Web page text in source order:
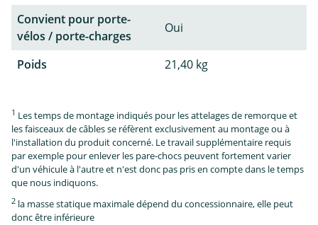
Convient pour porte-
vélos / porte-charges
Oui
Poids 21,40 kg
1 Les temps de montage indiqués pour les attelages de remorque et
les faisceaux de câbles se réfèrent exclusivement au montage ou à
l'installation du produit concerné. Le travail supplémentaire requis
par exemple pour enlever les pare-chocs peuvent fortement varier
d'un véhicule à l'autre et n'est donc pas pris en compte dans le temps
que nous indiquons.
2 la masse statique maximale dépend du concessionnaire, elle peut
donc être inférieure